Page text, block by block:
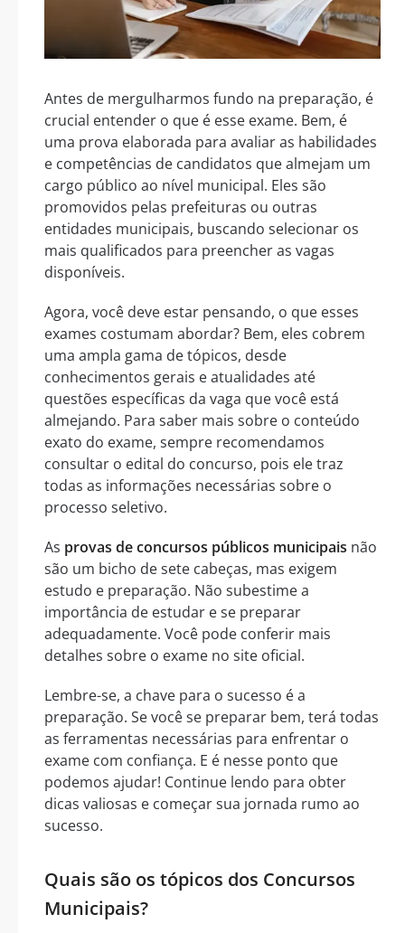
Antes de mergulharmos fundo na preparação, é
crucial entender o que é esse exame. Bem, é
uma prova elaborada para avaliar as habilidades
e competências de candidatos que almejam um
cargo público ao nível municipal. Eles são
promovidos pelas prefeituras ou outras
entidades municipais, buscando selecionar os
mais qualificados para preencher as vagas
disponíveis.
Agora, você deve estar pensando, o que esses
exames costumam abordar? Bem, eles cobrem
uma ampla gama de tópicos, desde
conhecimentos gerais e atualidades até
questões específicas da vaga que você está
almejando. Para saber mais sobre o conteúdo
exato do exame, sempre recomendamos
consultar o edital do concurso, pois ele traz
todas as informações necessárias sobre o
processo seletivo.
As provas de concursos públicos municipais não
são um bicho de sete cabeças, mas exigem
estudo e preparação. Não subestime a
importância de estudar e se preparar
adequadamente. Você pode conferir mais
detalhes sobre o exame no site oficial.
Lembre-se, a chave para o sucesso é a
preparação. Se você se preparar bem, terá todas
as ferramentas necessárias para enfrentar o
exame com confiança. E é nesse ponto que
podemos ajudar! Continue lendo para obter
dicas valiosas e começar sua jornada rumo ao
sucesso.
Quais são os tópicos dos Concursos
Municipais?